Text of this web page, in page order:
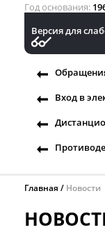
Год основания
Версия для
Вход в
Главная Новости